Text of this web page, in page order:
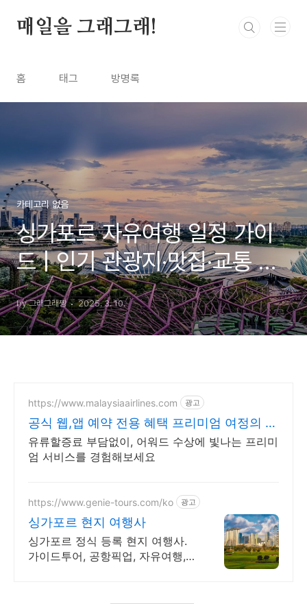
매일을 그래그래!
홈 태그 방명록
카테고리 없음
싱가포르 자유여행 일정 가이
드 | 인기 관광지·맛집·교통 총
정리!
by 그래그래짱 2025. 3. 10.
https://www.malaysiaairlines.com 광고
공식 웹,앱 예약 전용 혜택 프리미엄 여정의 시
작
유류할증료 부담없이, 어워드 수상에 빛나는 프리미
엄 서비스를 경험해보세요
https://www.genie-tours.com/ko 광고
싱가포르 현지 여행사
싱가포르 정식 등록 현지 여행사.
가이드투어, 공항픽업, 자유여행,